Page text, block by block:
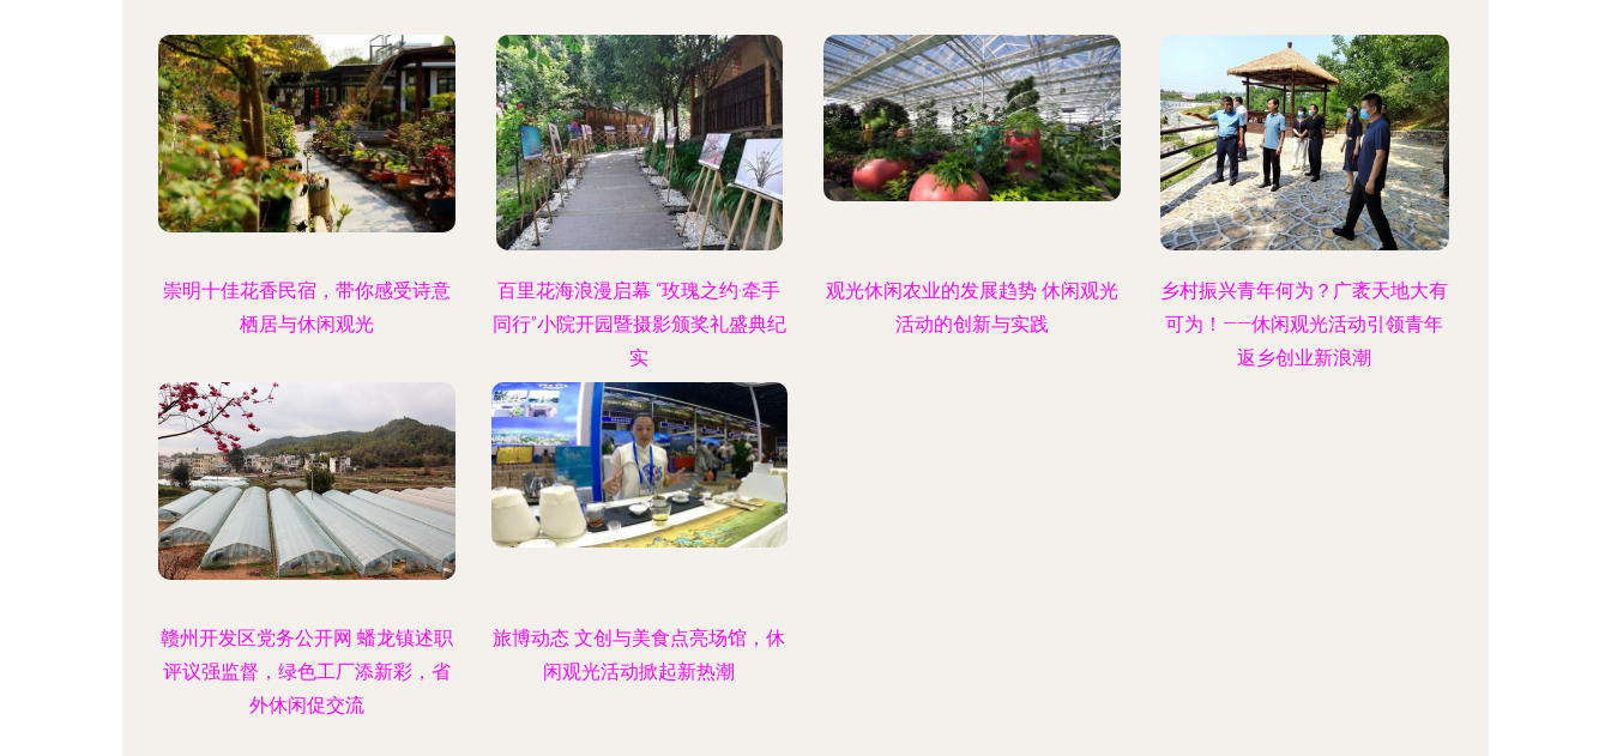
崇明十佳花香民宿，带你感受诗意
栖居与休闲观光
百里花海浪漫启幕 “玫瑰之约·牵手
同行”小院开园暨摄影颁奖礼盛典纪
实
观光休闲农业的发展趋势 休闲观光
活动的创新与实践
乡村振兴青年何为？广袤天地大有
可为！——休闲观光活动引领青年
返乡创业新浪潮
赣州开发区党务公开网 蟠龙镇述职
评议强监督，绿色工厂添新彩，省
外休闲促交流
旅博动态 文创与美食点亮场馆，休
闲观光活动掀起新热潮